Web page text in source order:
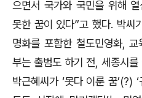
으면서 국가와 국민을 위해
못한 꿈이 있다”고 했다. 박씨
명화를 포함한 철도민영화,
부는 출범도 하기 전, 세종시를
박근혜씨가 ‘못다 이룬 꿈’(?)